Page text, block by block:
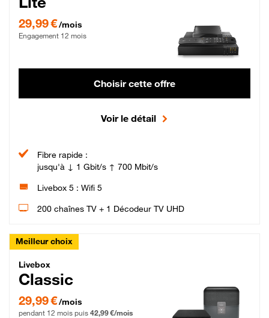
29,99 €/mois
Engagement 12 mois
Choisir cette offre
Voir le détail
Fibre rapide :
jusqu'à ↓ 1 Gbit/s ↑ 700 Mbit/s
Livebox 5 : Wifi 5
200 chaînes TV + 1 Décodeur TV UHD
Meilleur choix
Livebox Classic Fibre
Livebox
Classic
29,99 € par mois pendant 12 mois puis 42,99 € par mois, Engagement 12 mois
29,99 €/mois
pendant 12 mois puis 42,99 €/mois